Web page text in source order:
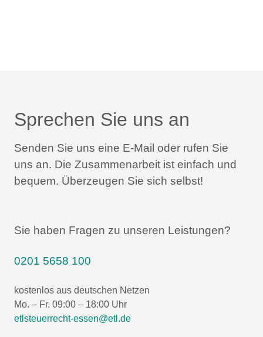
Sprechen Sie uns an
Senden Sie uns eine E-Mail oder rufen Sie
uns an. Die Zusammenarbeit ist einfach und
bequem. Überzeugen Sie sich selbst!
Sie haben Fragen zu unseren Leistungen?
0201 5658 100
kostenlos aus deutschen Netzen
Mo. – Fr. 09:00 – 18:00 Uhr
etlsteuerrecht-essen@etl.de